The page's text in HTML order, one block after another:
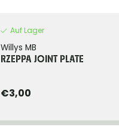
Auf Lager
Willys MB
RZEPPA JOINT PLATE
€3,00